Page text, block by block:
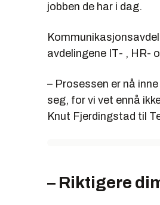
jobben de har i dag.
avdelingene IT- , HR-
– Prosessen er nå
seg, for vi vet ennå
Knut Fjerdingstad til
– Riktigere